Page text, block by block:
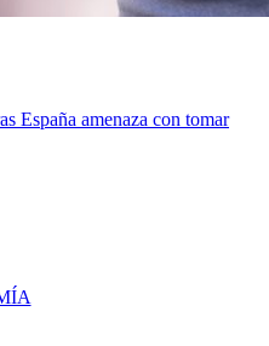
España amenaza con tomar